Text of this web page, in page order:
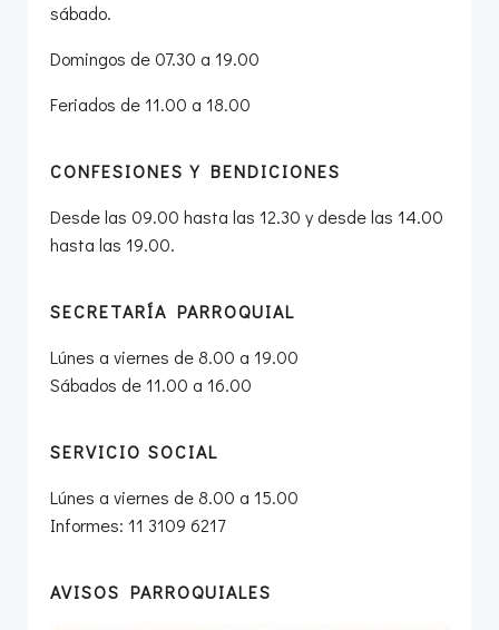
sábado.
Domingos de 07.30 a 19.00
Feriados de 11.00 a 18.00
CONFESIONES Y BENDICIONES
Desde las 09.00 hasta las 12.30 y desde las 14.00
hasta las 19.00.
SECRETARÍA PARROQUIAL
Lúnes a viernes de 8.00 a 19.00
Sábados de 11.00 a 16.00
SERVICIO SOCIAL
Lúnes a viernes de 8.00 a 15.00
Informes: 11 3109 6217
AVISOS PARROQUIALES